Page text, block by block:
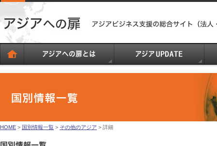
HOME > 国別情報一覧 > その他のアジア > 詳細